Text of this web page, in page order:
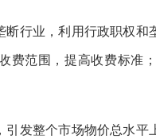
断行业，利用行政职权
费范围，提高收费标准
引发整个市场物价总水